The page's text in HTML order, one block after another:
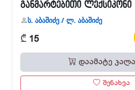
განმარტებითი ლექსიკონი
ს. აბაშიძე / ლ. აბაშიძე
₾ 15
დაამატე
შენახვა